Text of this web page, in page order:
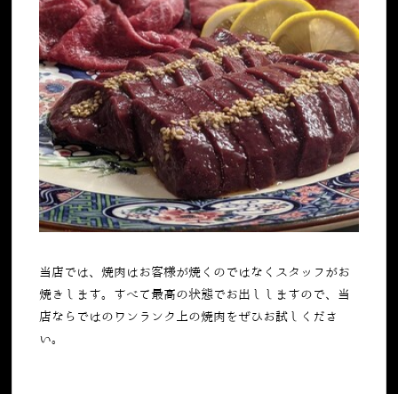
当店では、焼肉はお客様が焼くのではなくスタッフがお
焼きします。すべて最高の状態でお出ししますので、当
店ならではのワンランク上の焼肉をぜひお試しくださ
い。